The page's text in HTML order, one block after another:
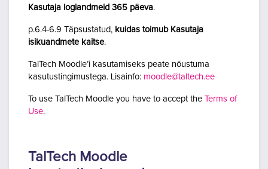
Kasutaja logiandmeid 365 päeva.
p.6.4-6.9 Täpsustatud, kuidas toimub Kasutaja
isikuandmete kaitse.
TalTech Moodle’i kasutamiseks peate nõustuma
kasutustingimustega. Lisainfo: moodle@taltech.ee
To use TalTech Moodle you have to accept the Terms of
Use.
TalTech Moodle